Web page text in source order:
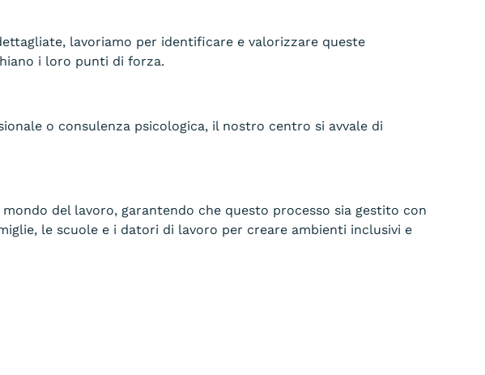
lavoriamo per identificare e valorizzare queste
i loro punti di forza.
o consulenza psicologica, il nostro centro si avvale di
del lavoro, garantendo che questo processo sia gestito con
le scuole e i datori di lavoro per creare ambienti inclusivi e